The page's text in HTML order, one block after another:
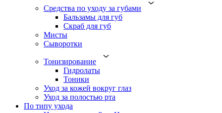
Средства по уходу за губами
Бальзамы для губ
Скраб для губ
Мисты
Сыворотки
Тонизирование
Гидролаты
Тоники
Уход за кожей вокруг глаз
Уход за полостью рта
По типу ухода